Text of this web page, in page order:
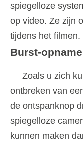
spiegelloze
op video. Ze zijn
tijdens het filmen.
Burst-
Zoals u zich
ontbreken van
de ontspanknop
spiegelloze
kunnen maken